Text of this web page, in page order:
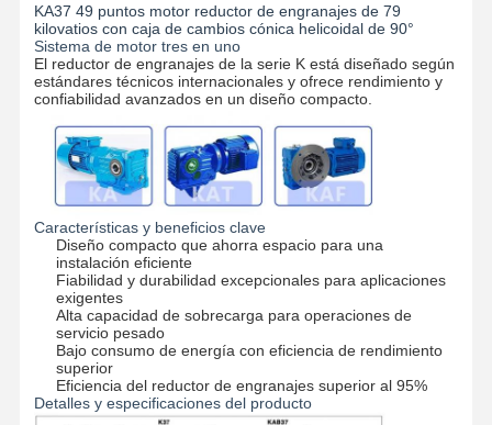
Visita A La
Fábrica
Control De
Calidad
Contacto Noticias
Todos Los
Casos
Ahora Charle
Las ruedas de las grúas
Tambor de cuerda de alambre
El gancho de grúa
Carro de Extremo
KA37 49 puntos motor reductor de engranajes de 79
kilovatios con caja de cambios cónica helicoidal de 90°
Sistema de motor tres en uno
El reductor de engranajes de la serie K está diseñado según
estándares técnicos internacionales y ofrece rendimiento y
confiabilidad avanzados en un diseño compacto.
Características y beneficios clave
Diseño compacto que ahorra espacio para una
instalación eficiente
Fiabilidad y durabilidad excepcionales para aplicaciones
exigentes
Alta capacidad de sobrecarga para operaciones de
servicio pesado
Bajo consumo de energía con eficiencia de rendimiento
superior
Eficiencia del reductor de engranajes superior al 95%
Detalles y especificaciones del producto